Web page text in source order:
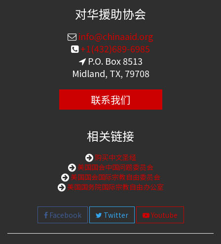
对华援助协会
info@chinaaid.org
+1(432)689-6985
P.O. Box 8513
Midland, TX, 79708
联系我们
相关链接
购买中文圣经
美国国会中国问题委员会
美国国会国际宗教自由委员会
美国国务院国际宗教自由办公室
Facebook Twitter Youtube